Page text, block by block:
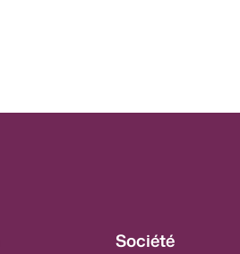
Société